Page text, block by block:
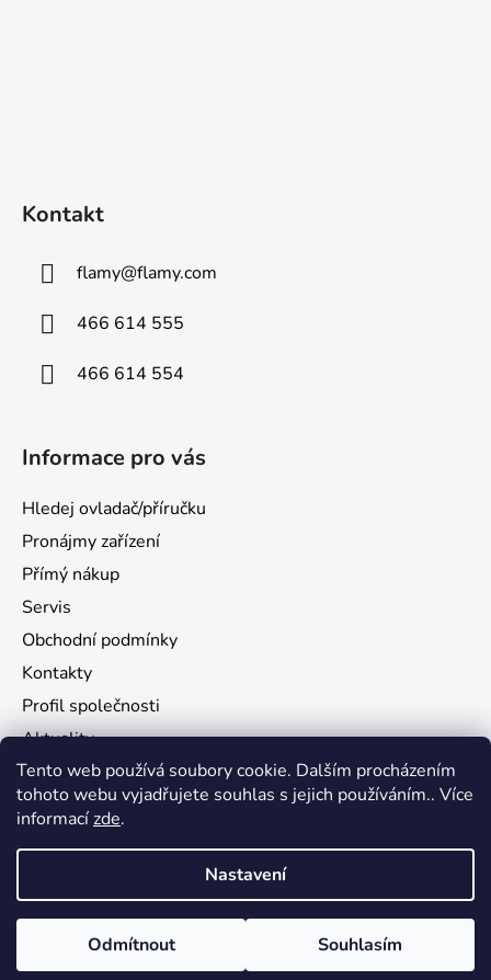
Tento web používá soubory cookie. Dalším procházením
tohoto webu vyjadřujete souhlas s jejich používáním.. Více
informacízde.
Nastavení
Odmítnout Souhlasím
Kontakt
flamy@flamy.com
466 614 555
466 614 554
Informace pro vás
Hledej ovladač/příručku
Pronájmy zařízení
Přímý nákup
Servis
Obchodní podmínky
Kontakty
Profil společnosti
Aktuality
Ochrana osobních údajů
Ke stažení
Vytvořil Shoptet
Copyright 2026flamy.com
. Všechna práva vyhrazena.
Upravit nastavení cookies